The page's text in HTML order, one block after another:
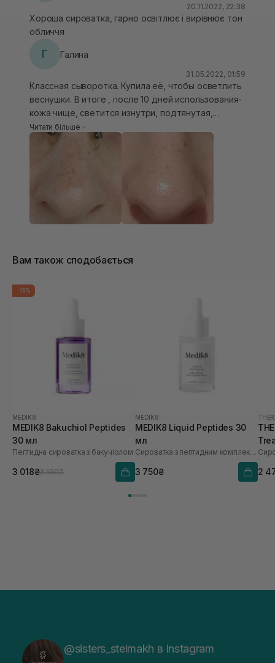
20.11.2022, 22:38
Хороша сироватка, гарно освітлює і вирівнює тон
обличчя
Г Галина
31.05.2022, 01:59
Классная сыворотка. Купила её, чтобы осветлить
веснушки. В итоге , после 10 дней использования-
кожа чище, светится изнутри, подтянутая,
рельеф кожи более гладкий стал и веснушки тоже
осветлились) на фото результат 10-ти дней.
Читати більше
Вам також сподобається
-15%
MEDIK8
MEDIK8 Bakuchiol Peptides
30 мл
Пептидна сироватка з бакучіолом
3 018₴3 550₴
MEDIK8
MEDIK8 Liquid Peptides 30
мл
Сироватка з пептидним комплексом
3 750₴ 2
@sisters_stelmakh в Instagram